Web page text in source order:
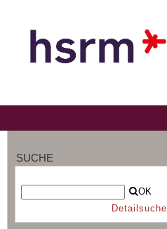
SUCHE
OK
Detailsuche